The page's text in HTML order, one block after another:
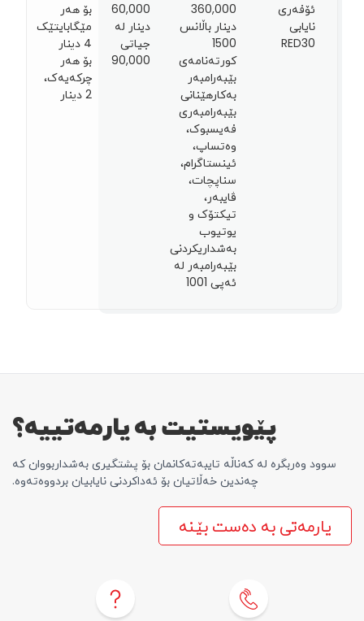
ئۆفەری
نایابی
RED30
360,000
دینار باڵانس
1500
کورتەنامەی
بێبەرامبەر
بەکارهێنانی
بێبەرامبەری
فەیسبوک،
وەتساپ،
ئینستاگرام،
سناپچات،
ڤایبەر،
تیکتۆک و
یوتیوب
بەشداریکردنی
بێبەرامبەر لە
ئەپی 1001
60,000
دینار لە
جیاتی
90,000
بۆ هەر
مێگابایتێک
4 دينار
بۆ هەر
چرکەیەک،
2 دينار
پێویستیت بە یارمەتییە؟
سوود وەربگرە لە کەناڵە تایبەتەکانمان بۆ پشتگیری بەشداربووان کە
چەندین خەڵاتیان بۆ ئەداکردنی نایابیان بردووەتەوە.
یارمەتی بە دەست بێنە